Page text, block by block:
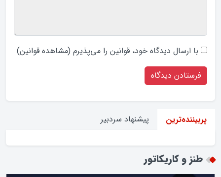
با ارسال دیدگاه‌ خود، قوانین را می‌پذیرم (مشاهده قوانین)
پربیننده‌ترین پیشنهاد سردبیر
طنز و کاریکاتور